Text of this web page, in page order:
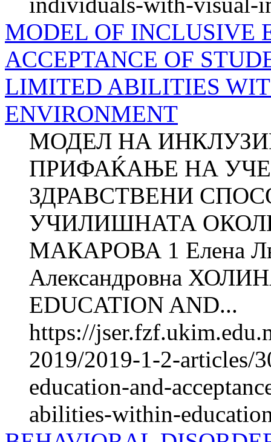
MODEL OF INCLUSIVE
ACCEPTANCE OF
LIMITED ABILITIES
ENVIRONMENT
МОДЕЛ НА
ПРИФАЌАЊЕ НА
ЗДРАВСТВЕНИ
УЧИЛИШНАТА
МАКАРОВА 1 Елена
Александровна
EDUCATION AND...
https://
2019/2019-1-2-articles/
education-and-
abilities-within-